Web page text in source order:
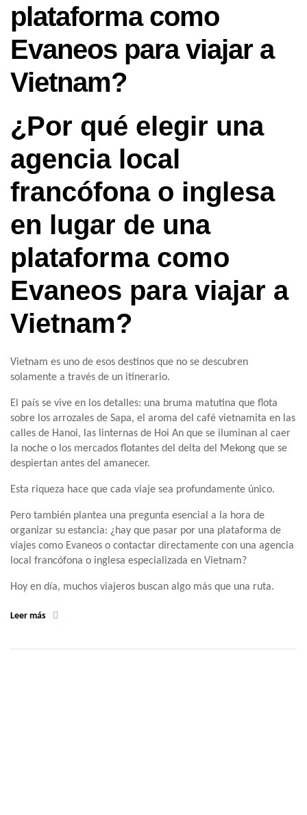
plataforma como
Evaneos para viajar a
Vietnam?
¿Por qué elegir una
agencia local
francófona o inglesa
en lugar de una
plataforma como
Evaneos para viajar a
Vietnam?
Vietnam es uno de esos destinos que no se descubren
solamente a través de un itinerario.
El país se vive en los detalles: una bruma matutina que flota
sobre los arrozales de Sapa, el aroma del café vietnamita en las
calles de Hanoi, las linternas de Hoi An que se iluminan al caer
la noche o los mercados flotantes del delta del Mekong que se
despiertan antes del amanecer.
Esta riqueza hace que cada viaje sea profundamente único.
Pero también plantea una pregunta esencial a la hora de
organizar su estancia: ¿hay que pasar por una plataforma de
viajes como Evaneos o contactar directamente con una agencia
local francófona o inglesa especializada en Vietnam?
Hoy en día, muchos viajeros buscan algo más que una ruta.
Leer más